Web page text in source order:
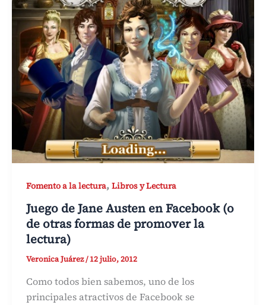
Fomento a la lectura, Libros y Lectura
Juego de Jane Austen en Facebook (o
de otras formas de promover la
lectura)
Veronica Juárez/12 julio, 2012
Como todos bien sabemos, uno de los
principales atractivos de Facebook se